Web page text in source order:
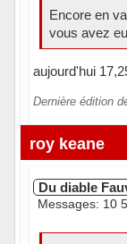
Encore en
vous avez
aujourd'hui
Dernière édition
Hors ligne
roy keane
Du diable
Messages: 10